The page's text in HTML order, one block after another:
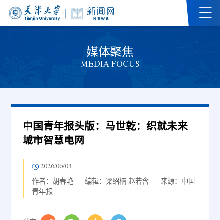
媒体聚焦
MEDIA FOCUS
中国青年报头版：马世乾：织就未来
城市智慧电网
2026/06/03
作者：胡春艳 编辑：梁绍楠 赵若含
来源：中国
青年报